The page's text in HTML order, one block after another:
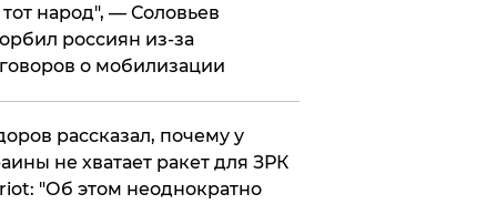
народ", — Соловьев
россиян из-за
о мобилизации
рассказал, почему у
не хватает ракет для ЗРК
"Об этом неоднократно